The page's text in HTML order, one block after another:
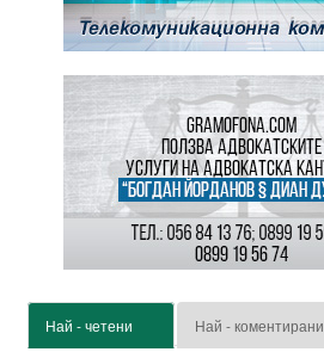
Най - четени Най - коментирани